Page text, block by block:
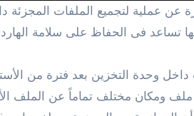
تساعد فى الحفاظ على سلامة
وحدة التخزين بعد فترة من
ملف ومكان مختلف تماماً عن